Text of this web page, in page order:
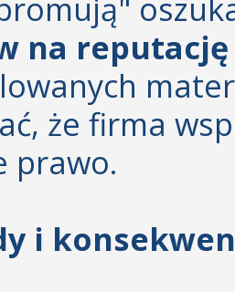
na
że firma
prawo.
i